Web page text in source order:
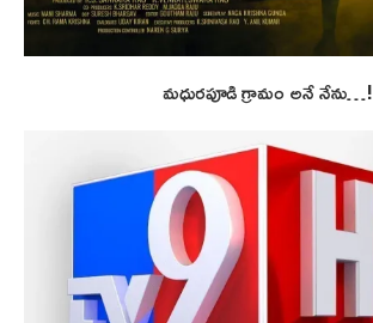
మధురపూడి గ్రామం అనే నేను…!